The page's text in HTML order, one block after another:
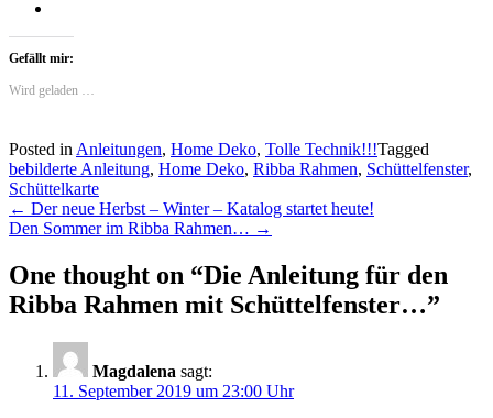
Gefällt mir:
Wird geladen …
Posted in Anleitungen, Home Deko, Tolle Technik!!!Tagged
bebilderte Anleitung, Home Deko, Ribba Rahmen, Schüttelfenster,
Schüttelkarte
Post
navigation
← Der neue Herbst – Winter – Katalog startet heute!
Den Sommer im Ribba Rahmen… →
One thought on “Die Anleitung für den
Ribba Rahmen mit Schüttelfenster…”
Magdalena sagt:
11. September 2019 um 23:00 Uhr